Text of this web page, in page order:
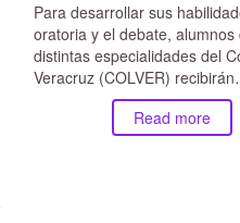
Para desarrollar sus
oratoria y el debate, alumnos
distintas especialidades del
Veracruz (COLVER)
Read more